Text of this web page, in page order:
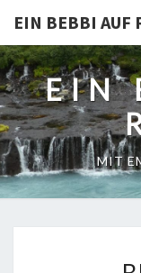
EIN BEBBI AUF
EIN
MIT